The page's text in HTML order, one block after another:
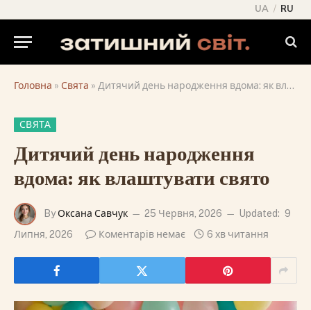
UA / RU
Головна » Свята » Дитячий день народження вдома: як влаштувати свято
СВЯТА
Дитячий день народження
вдома: як влаштувати свято
By Оксана Савчук 25 Червня, 2026 Updated: 9
Липня, 2026
Коментарів немає 6 хв читання